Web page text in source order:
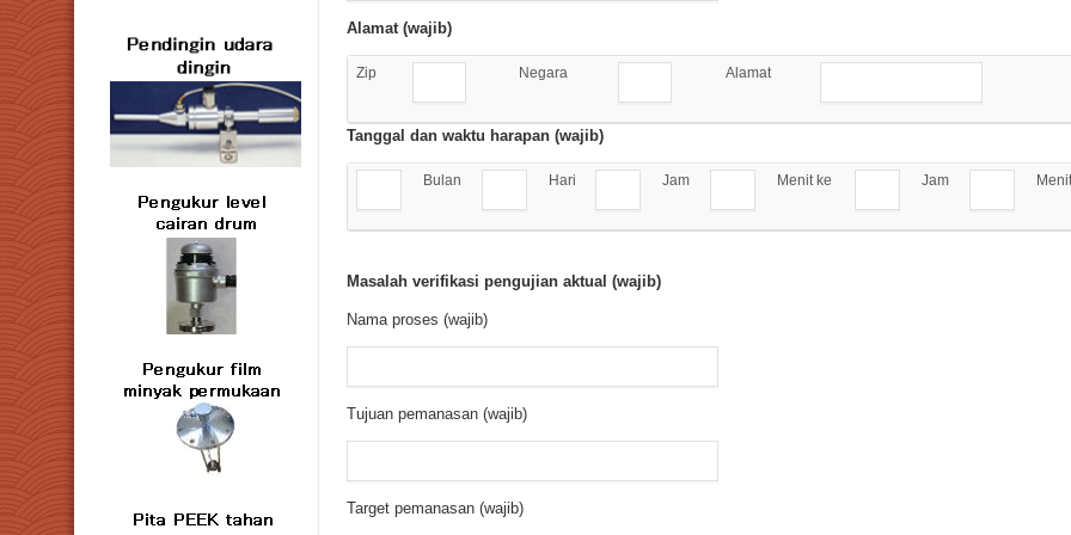
Alamat (wajib)
Zip Negara Alamat
Tanggal dan waktu harapan (wajib)
Bulan Hari Jam Menit ke Jam Menit
Masalah verifikasi pengujian aktual (wajib)
Nama proses (wajib)
Tujuan pemanasan (wajib)
Target pemanasan (wajib)